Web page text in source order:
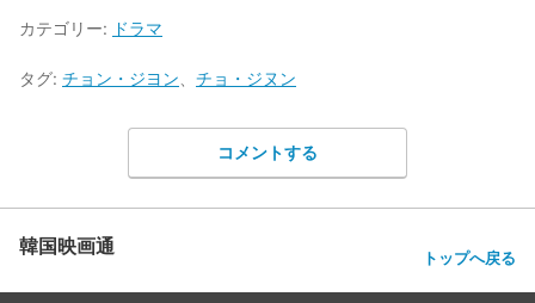
カテゴリー: ドラマ
タグ: チョン・ジヨン チョ・ジヌン
コメントする
韓国映画通 トップへ戻る